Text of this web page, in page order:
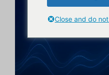
Close and do